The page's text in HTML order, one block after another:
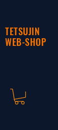
TETSUJIN
WEB-SHOP